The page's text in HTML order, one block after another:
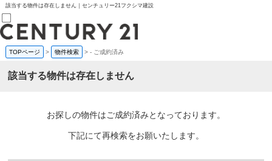
該当する物件は存在しません｜センチュリー21フクシマ建設
売買部
0120-800-844
賃貸部
会員メニュー
TOPページ > 物件検索 >- ご成約済み
該当する物件は存在しません
お探しの物件はご成約済みとなっております。
下記にて再検索をお願いたします。